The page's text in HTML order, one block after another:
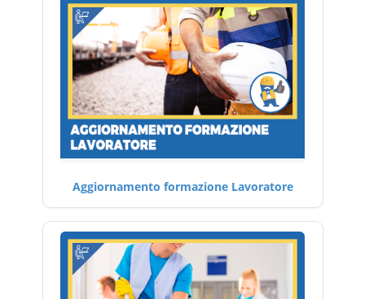
Aggiornamento formazione Lavoratore